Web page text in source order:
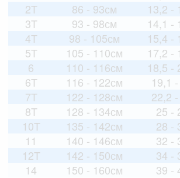
2T
86 - 93см
13,2 -
3T
93 - 98см
14,1 -
4T
98 - 105см
15,4 -
5T
105 - 110см
17,2 -
6
110 - 116см
18,5 -
6T
116 - 122см
19,1
7T
122 - 128см
22,2 -
8T
128 - 134см
25 -
10T
135 - 142см
28 -
11
140 - 146см
32 -
12T
142 - 150см
34 -
14
150 - 160см 39 -